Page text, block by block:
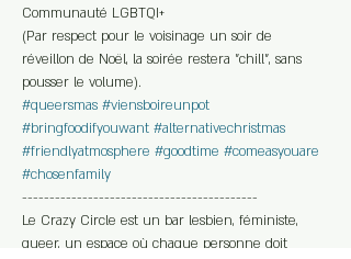
Communauté LGBTQI+
(Par respect pour le voisinage un soir de
réveillon de Noël, la soirée restera "chill", sans
pousser le volume).
#queersmas #viensboireunpot
#bringfoodifyouwant #alternativechristmas
#friendlyatmosphere #goodtime #comeasyouare
#chosenfamily
-------------------------------------------
Le Crazy Circle est un bar lesbien, féministe,
queer, un espace où chaque personne doit